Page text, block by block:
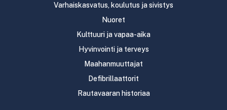
Varhaiskasvatus, koulutus ja sivistys
Nuoret
Kulttuuri ja vapaa-aika
Hyvinvointi ja terveys
Maahanmuuttajat
Defibrillaattorit
Rautavaaran historiaa